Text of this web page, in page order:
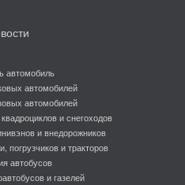
автомобиль
автомобилей
автомобилей
и снегоходов
и внедорожников
погрузчиков и тракторов
автобусов
и газелей